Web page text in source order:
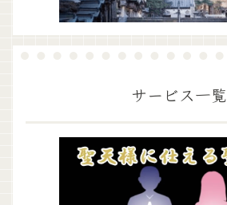
サービス一覧